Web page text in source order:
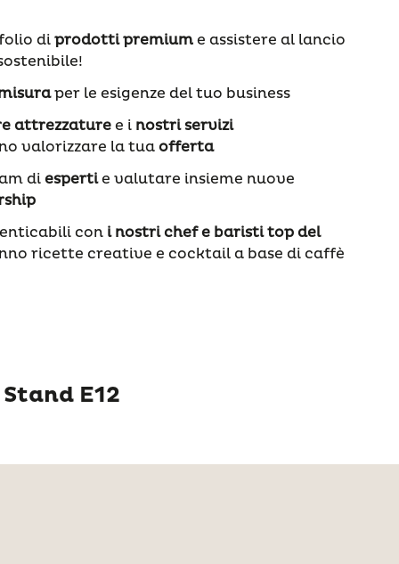
di prodotti premium e assistere al lancio
per le esigenze del tuo business
attrezzaturee i nostri servizi
valorizzare la tua offerta
di espertie valutare insieme nuove
con i nostri chef e baristi top del
ricette creative e cocktail a base di caffè
E12